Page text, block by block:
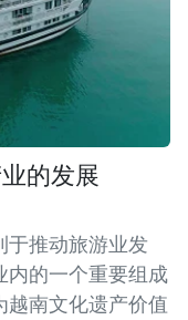
的发展
于推动旅游业发
内的一个重要组成
越南文化遗产价值